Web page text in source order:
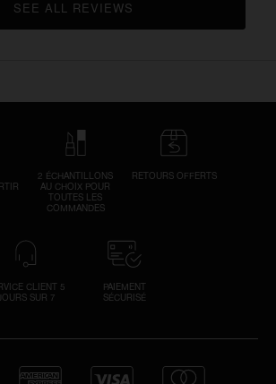
CLICK TO GO TO ALL REVIEWS
2 ÉCHANTILLONS
AU CHOIX POUR
TOUTES LES
COMMANDES
RETOURS OFFERTS
CLIENT 5
SUR 7
PAIEMENT
SÉCURISÉ